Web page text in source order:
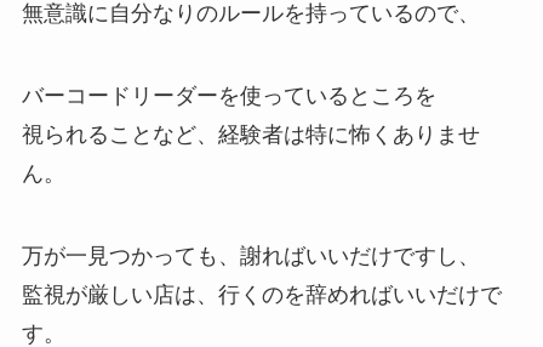
無意識に自分なりのルールを持っているので、
バーコードリーダーを使っているところを
視られることなど、経験者は特に怖くありませ
ん。
万が一見つかっても、謝ればいいだけですし、
監視が厳しい店は、行くのを辞めればいいだけで
す。